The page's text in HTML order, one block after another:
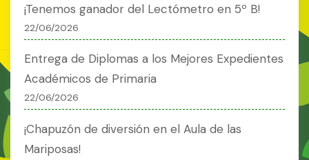
¡Tenemos ganador del Lectómetro en 5º B!
22/06/2026
Entrega de Diplomas a los Mejores Expedientes
Académicos de Primaria
22/06/2026
¡Chapuzón de diversión en el Aula de las
Mariposas!